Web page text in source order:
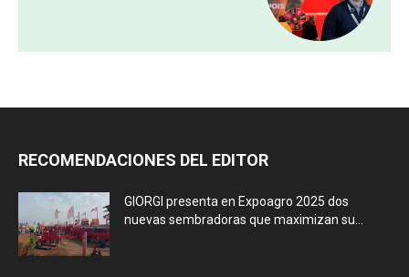
RECOMENDACIONES DEL EDITOR
GIORGI presenta en Expoagro 2025 dos
nuevas sembradoras que maximizan su...